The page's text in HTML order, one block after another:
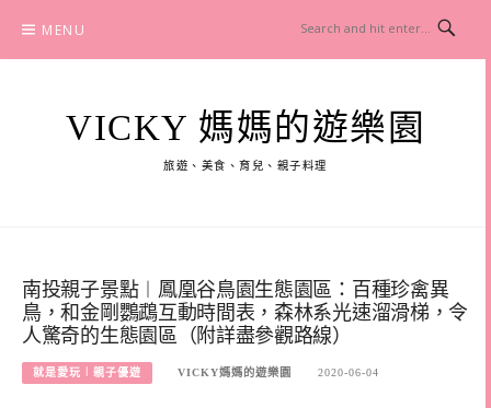
content
MENU
VICKY 媽媽的遊樂園
旅遊、美食、育兒、親子料理
南投親子景點︱鳳凰谷鳥園生態園區：百種珍禽異
鳥，和金剛鸚鵡互動時間表，森林系光速溜滑梯，令
人驚奇的生態園區（附詳盡參觀路線）
就是愛玩︱親子優遊 VICKY媽媽的遊樂園 2020-06-04